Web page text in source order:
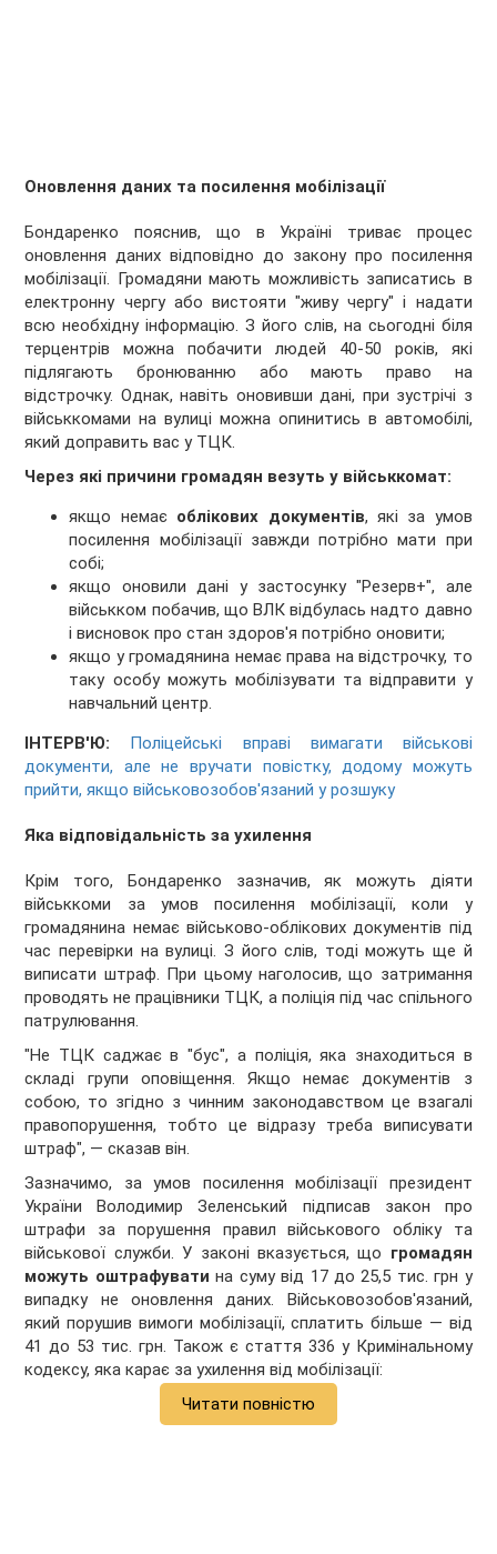
Оновлення даних та посилення мобілізації
Бондаренко пояснив, що в Україні триває процес
оновлення даних відповідно до закону про посилення
мобілізації. Громадяни мають можливість записатись в
електронну чергу або вистояти "живу чергу" і надати
всю необхідну інформацію. З його слів, на сьогодні біля
терцентрів можна побачити людей 40-50 років, які
підлягають бронюванню або мають право на
відстрочку. Однак, навіть оновивши дані, при зустрічі з
військкомами на вулиці можна опинитись в автомобілі,
який доправить вас у ТЦК.
Через які причини громадян везуть у військкомат:
якщо немає облікових документів, які за умов
посилення мобілізації завжди потрібно мати при
собі;
якщо оновили дані у застосунку "Резерв+", але
військком побачив, що ВЛК відбулась надто давно
і висновок про стан здоров'я потрібно оновити;
якщо у громадянина немає права на відстрочку, то
таку особу можуть мобілізувати та відправити у
навчальний центр.
ІНТЕРВ'Ю: Поліцейські вправі вимагати військові
документи, але не вручати повістку, додому можуть
прийти, якщо військовозобов'язаний у розшуку
Яка відповідальність за ухилення
Крім того, Бондаренко зазначив, як можуть діяти
військкоми за умов посилення мобілізації, коли у
громадянина немає військово-облікових документів під
час перевірки на вулиці. З його слів, тоді можуть ще й
виписати штраф. При цьому наголосив, що затримання
проводять не працівники ТЦК, а поліція під час спільного
патрулювання.
"Не ТЦК саджає в "бус", а поліція, яка знаходиться в
складі групи оповіщення. Якщо немає документів з
собою, то згідно з чинним законодавством це взагалі
правопорушення, тобто це відразу треба виписувати
штраф", — сказав він.
Зазначимо, за умов посилення мобілізації президент
України Володимир Зеленський підписав закон про
штрафи за порушення правил військового обліку та
військової служби. У законі вказується, що громадян
можуть оштрафувати на суму від 17 до 25,5 тис. грн у
випадку не оновлення даних. Військовозобов'язаний,
який порушив вимоги мобілізації, сплатить більше — від
41 до 53 тис. грн. Також є стаття 336 у Кримінальному
кодексу, яка карає за ухилення від мобілізації:
Читати повністю